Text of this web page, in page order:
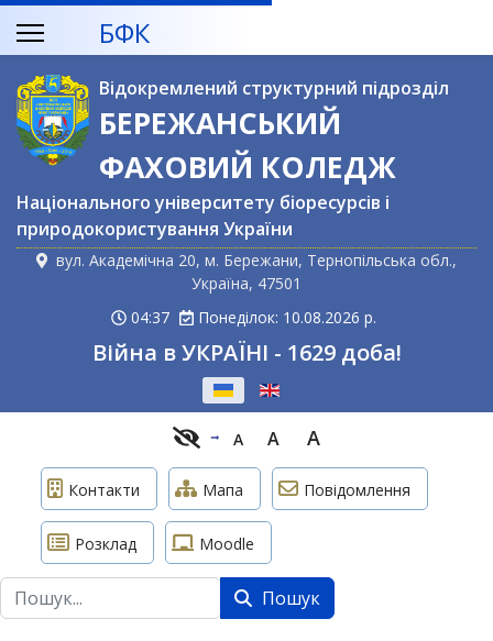
БФК
Відокремлений структурний підрозділ
БЕРЕЖАНСЬКИЙ
ФАХОВИЙ КОЛЕДЖ
Національного університету біоресурсів і
природокористування України
вул. Академічна 20, м. Бережани, Тернопільська обл.,
Україна, 47501
04:37
Понеділок: 10.08.2026 р.
Війна в УКРАЇНІ - 1629 доба!
A A A
Контакти Мапа Повідомлення
Розклад Moodle
Пошук Пошук